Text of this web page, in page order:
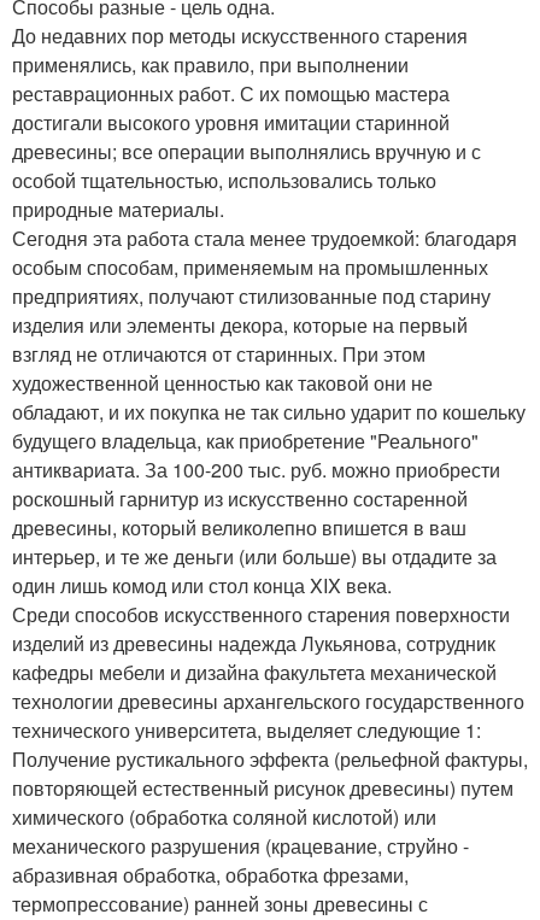
Способы разные - цель одна.
До недавних пор методы искусственного старения
применялись, как правило, при выполнении
реставрационных работ. С их помощью мастера
достигали высокого уровня имитации старинной
древесины; все операции выполнялись вручную и с
особой тщательностью, использовались только
природные материалы.
Сегодня эта работа стала менее трудоемкой: благодаря
особым способам, применяемым на промышленных
предприятиях, получают стилизованные под старину
изделия или элементы декора, которые на первый
взгляд не отличаются от старинных. При этом
художественной ценностью как таковой они не
обладают, и их покупка не так сильно ударит по кошельку
будущего владельца, как приобретение "Реального"
антиквариата. За 100-200 тыс. руб. можно приобрести
роскошный гарнитур из искусственно состаренной
древесины, который великолепно впишется в ваш
интерьер, и те же деньги (или больше) вы отдадите за
один лишь комод или стол конца XIX века.
Среди способов искусственного старения поверхности
изделий из древесины надежда Лукьянова, сотрудник
кафедры мебели и дизайна факультета механической
технологии древесины архангельского государственного
технического университета, выделяет следующие 1:
Получение рустикального эффекта (рельефной фактуры,
повторяющей естественный рисунок древесины) путем
химического (обработка соляной кислотой) или
механического разрушения (крацевание, струйно -
абразивная обработка, обработка фрезами,
термопрессование) ранней зоны древесины с